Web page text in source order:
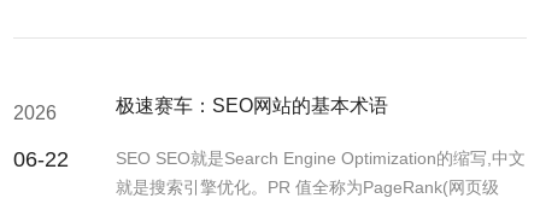
2026
06-22
极速赛车：SEO网站的基本术语
SEO SEO就是Search Engine Optimization的缩写,中文
就是搜索引擎优化。PR 值全称为PageRank(网页级